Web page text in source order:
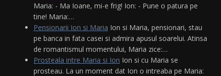
Maria: - Ma Ioane, mi-e frig! Ion: - Pune o patura pe
tine! Maria:…
Pensionarii Ion si Maria Ion si Maria, pensionari, stau
pe banca in fata casei si admira apusul soarelui. Atinsa
de romantismul momentului, Maria zice:…
Prosteala intre Maria si Ion Ion si cu Maria se
prosteau. La un moment dat Ion o intreaba pe Maria: